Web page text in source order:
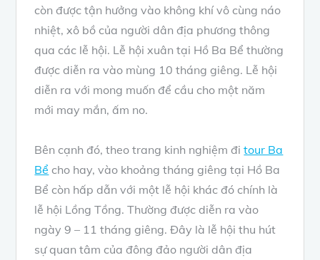
còn được tận hưởng vào không khí vô cùng náo
nhiệt, xô bồ của người dân địa phương thông
qua các lễ hội. Lễ hội xuân tại Hồ Ba Bể thường
được diễn ra vào mùng 10 tháng giêng. Lễ hội
diễn ra với mong muốn để cầu cho một năm
mới may mắn, ấm no.
Bên cạnh đó, theo trang kinh nghiệm đitour Ba
Bể cho hay, vào khoảng tháng giêng tại Hồ Ba
Bể còn hấp dẫn với một lễ hội khác đó chính là
lễ hội Lồng Tồng. Thường được diễn ra vào
ngày 9 – 11 tháng giêng. Đây là lễ hội thu hút
sự quan tâm của đông đảo người dân địa